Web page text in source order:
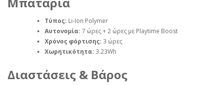
Τύπος: Li‑Ion Polymer
Αυτονομία: 7 ώρες + 2 ώρες με Playtime Boost
Χρόνος φόρτισης: 3 ώρες
Χωρητικότητα: 3.23Wh
Διαστάσεις & Βάρος